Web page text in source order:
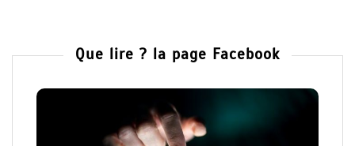
Que lire ? la page Facebook